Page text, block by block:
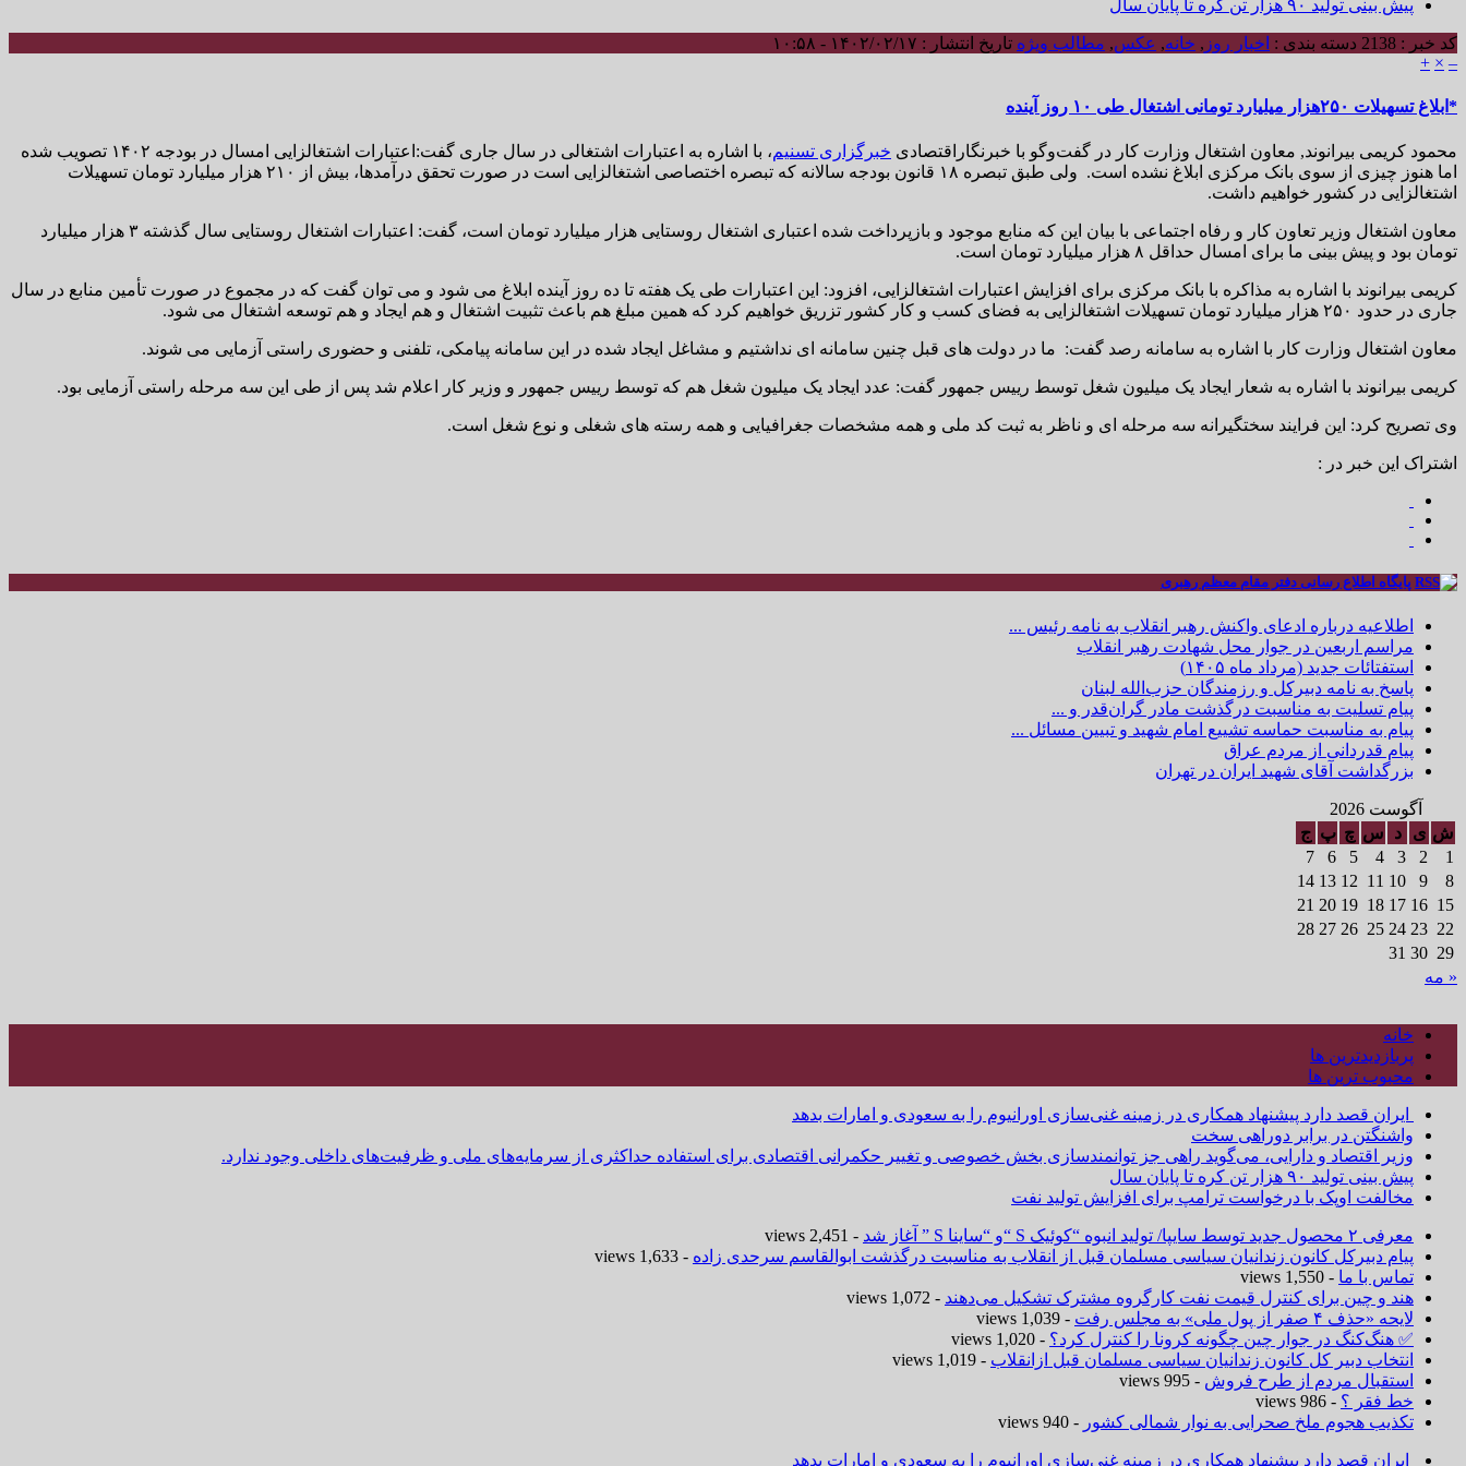
پیش بینی تولید ۹۰ هزار تن کره تا پایان سال
کد خبر : 2138 دسته بندی : اخبار روز , خانه, عکس, مطالب ویژه تاریخ انتشار : ۱۴۰۲/۰۲/۱۷ - ۱۰:۵۸
–
×
+
*ابلاغ تسهیلات ۲۵۰هزار میلیارد تومانی اشتغال طی ۱۰ روز آینده
محمود کریمی بیرانوند, معاون اشتغال وزارت کار در گفت‌وگو با خبرنگاراقتصادی خبرگزاری تسنیم
، با اشاره به اعتبارات اشتغالی در سال جاری گفت:اعتبارات اشتغالزایی امسال در بودجه ۱۴۰۲ تصویب شده
اما هنوز چیزی از سوی بانک مرکزی ابلاغ نشده است. ولی طبق تبصره ۱۸ قانون بودجه سالانه که تبصره اختصاصی اشتغالزایی است در صورت تحقق درآمدها، بیش از ۲۱۰ هزار میلیارد تومان تسهیلات
اشتغالزایی در کشور خواهیم داشت.
معاون اشتغال وزیر تعاون کار و رفاه اجتماعی با بیان این که منابع موجود و بازپرداخت شده اعتباری اشتغال روستایی هزار میلیارد تومان است، گفت: اعتبارات اشتغال روستایی سال گذشته ۳ هزار میلیارد
تومان بود و پیش بینی ما برای امسال حداقل ۸ هزار میلیارد تومان است.
کریمی بیرانوند با اشاره به مذاکره با بانک مرکزی برای افزایش اعتبارات اشتغالزایی، افزود: این اعتبارات طی یک هفته تا ده روز آینده ابلاغ می شود و می توان گفت که در مجموع در صورت تأمین منابع در سال
جاری در حدود ۲۵۰ هزار میلیارد تومان تسهیلات اشتغالزایی به فضای کسب و کار کشور تزریق خواهیم کرد که همین مبلغ هم باعث تثبیت اشتغال و هم ایجاد و هم توسعه اشتغال می شود.
معاون اشتغال وزارت کار با اشاره به سامانه رصد گفت: ما در دولت های قبل چنین سامانه ای نداشتیم و مشاغل ایجاد شده در این سامانه پیامکی، تلفنی و حضوری راستی آزمایی می شوند.
کریمی بیرانوند با اشاره به شعار ایجاد یک میلیون شغل توسط رییس جمهور گفت: عدد ایجاد یک میلیون شغل هم که توسط رییس جمهور و وزیر کار اعلام شد پس از طی این سه مرحله راستی آزمایی بود.
وی تصریح کرد: این فرایند سختگیرانه سه مرحله ای و ناظر به ثبت کد ملی و همه مشخصات جغرافیایی و همه رسته های شغلی و نوع شغل است.
اشتراک این خبر در :
پایگاه اطلاع رسانی دفتر مقام معظم رهبری
اطلاعیه درباره ادعای واکنش رهبر انقلاب به نامه رئیس ...
مراسم اربعین در جوار محل شهادت رهبر انقلاب
استفتائات جدید (مرداد ماه ۱۴۰۵)
پاسخ به نامه دبیرکل و رزمندگان حزب‌الله لبنان
پیام تسلیت به مناسبت درگذشت مادر گران‌قدر و ...
پیام به مناسبت حماسه تشییع امام شهید و تبیین مسائل ...
پیام قدردانی از مردم عراق
بزرگداشت آقای شهید ایران در تهران
آگوست 2026
ش ی د س چ پ ج
1
2
3
4
5
6
7
8
9
10
11
12
13
14
15
16
17
18
19
20
21
22
23
24
25
26
27
28
29
30
31
« مه
خانه
پربازدیدترین ها
محبوب ترین ها
ایران قصد دارد پیشنهاد همکاری در زمینه غنی‌سازی اورانیوم را به سعودی و امارات بدهد
واشنگتن در برابر دوراهی سخت
وزیر اقتصاد و دارایی، می‌گوید راهی جز توانمندسازی بخش خصوصی و تغییر حکمرانی اقتصادی برای استفاده حداکثری از سرمایه‌های ملی و ظرفیت‌های داخلی وجود ندارد.
پیش بینی تولید ۹۰ هزار تن کره تا پایان سال
مخالفت اوپک با درخواست ترامپ برای افزایش تولید نفت
معرفی ۲ محصول جدید توسط سایپا/ تولید انبوه “کوئیک S “و “ساینا S ” آغاز شد
- 2,451 views
پیام دبیرکل کانون زندانیان سیاسی مسلمان قبل از انقلاب به مناسبت درگذشت ابوالقاسم سرحدی زاده - 1,633 views
تماس با ما - 1,550 views
هند و چین برای کنترل قیمت نفت کارگروه مشترک تشکیل می‌دهند - 1,072 views
لایحه «حذف ۴ صفر از پول ملی» به مجلس رفت
- 1,039 views
✅ هنگ‌کنگ در جوار چین چگونه کرونا را کنترل کرد؟ - 1,020 views
انتخاب دبیر کل کانون زندانیان سیاسی مسلمان قبل ازانقلاب - 1,019 views
استقبال مردم از طرح فروش - 995 views
خط فقر ؟ - 986 views
تکذیب هجوم ملخ صحرایی به نوار شمالی کشور - 940 views
ایران قصد دارد پیشنهاد همکاری در زمینه غنی‌سازی اورانیوم را به سعودی و امارات بدهد